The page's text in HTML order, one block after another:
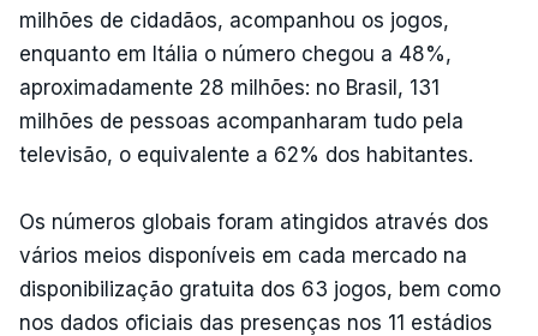
milhões de cidadãos, acompanhou os jogos,
enquanto em Itália o número chegou a 48%,
aproximadamente 28 milhões: no Brasil, 131
milhões de pessoas acompanharam tudo pela
televisão, o equivalente a 62% dos habitantes.
Os números globais foram atingidos através dos
vários meios disponíveis em cada mercado na
disponibilização gratuita dos 63 jogos, bem como
nos dados oficiais das presenças nos 11 estádios